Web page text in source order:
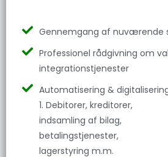
Gennemgang af nuværende
Professionel rådgivning om
integrationstjenester
Automatisering &
1. Debitorer, kreditorer,
indsamling af bilag,
betalingstjenester,
lagerstyring m.m.